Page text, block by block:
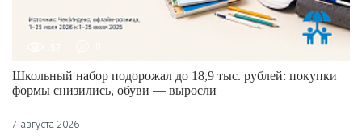
Школьный набор подорожал до 18,9 тыс. рублей: покупки
формы снизились, обуви — выросли
7 августа 2026